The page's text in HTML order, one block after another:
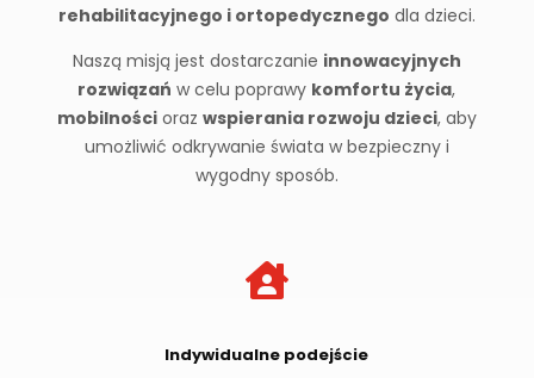
rehabilitacyjnego i ortopedycznego dla dzieci.
Naszą misją jest dostarczanie innowacyjnych
rozwiązań w celu poprawy komfortu życia,
mobilnościoraz wspierania rozwoju dzieci, aby
umożliwić odkrywanie świata w bezpieczny i
wygodny sposób.

Indywidualne podejście